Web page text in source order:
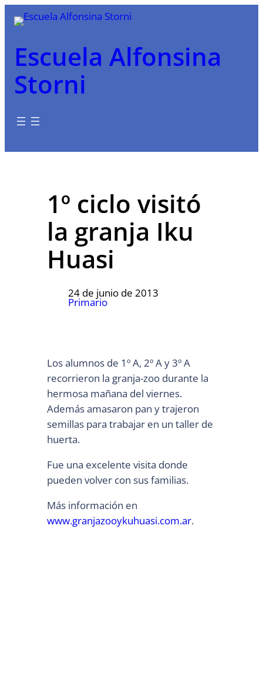
Saltar
Escuela Alfonsina
Storni
1º ciclo visitó
la granja Iku
Huasi
24 de junio de 2013
Primario
Los alumnos de 1º A, 2º A y 3º A
recorrieron la granja-zoo durante la
hermosa mañana del viernes.
Además amasaron pan y trajeron
semillas para trabajar en un taller de
huerta.
Fue una excelente visita donde
pueden volver con sus familias.
Más información en
www.granjazooykuhuasi.com.ar.